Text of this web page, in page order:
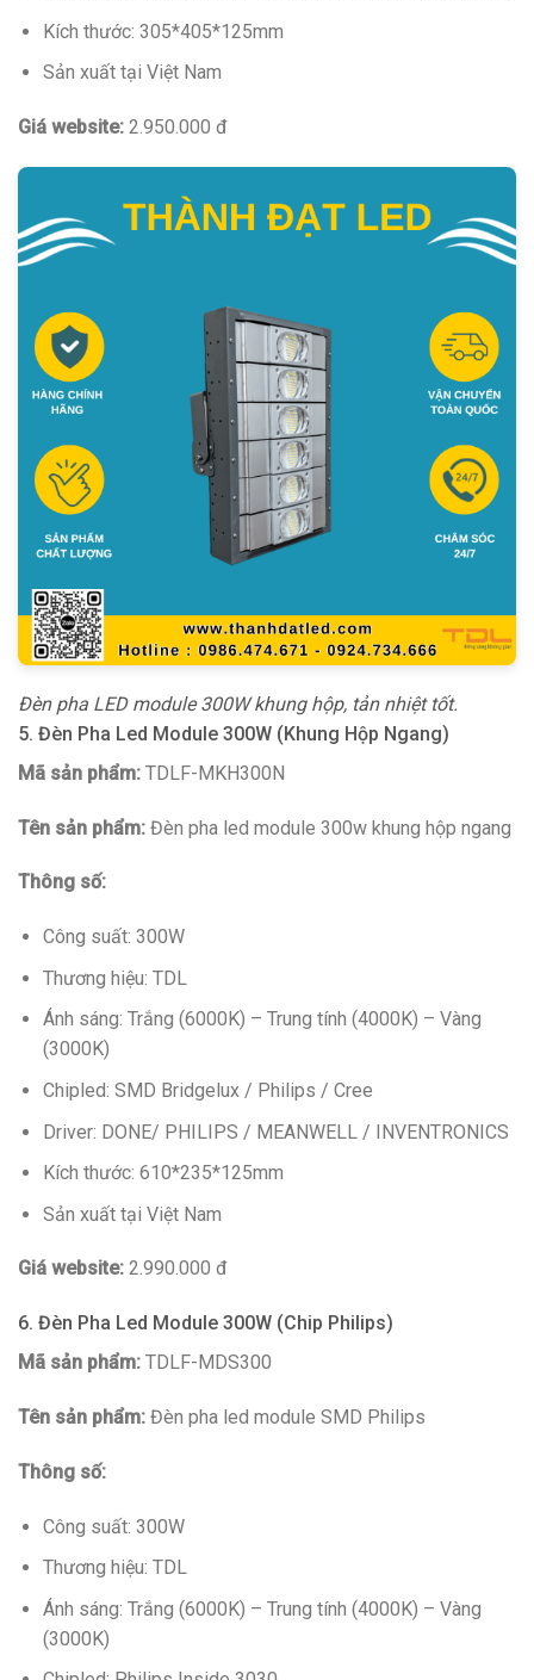
Kích thước: 305*405*125mm
Sản xuất tại Việt Nam
Giá website: 2.950.000 đ
Đèn pha LED module 300W khung hộp, tản nhiệt tốt.
5. Đèn Pha Led Module 300W (Khung Hộp Ngang)
Mã sản phẩm: TDLF-MKH300N
Tên sản phẩm: Đèn pha led module 300w khung hộp ngang
Thông số:
Công suất: 300W
Thương hiệu: TDL
Ánh sáng: Trắng (6000K) – Trung tính (4000K) – Vàng
(3000K)
Chipled: SMD Bridgelux / Philips / Cree
Driver: DONE/ PHILIPS / MEANWELL / INVENTRONICS
Kích thước: 610*235*125mm
Sản xuất tại Việt Nam
Giá website: 2.990.000 đ
6. Đèn Pha Led Module 300W (Chip Philips)
Mã sản phẩm: TDLF-MDS300
Tên sản phẩm: Đèn pha led module SMD Philips
Thông số:
Công suất: 300W
Thương hiệu: TDL
Ánh sáng: Trắng (6000K) – Trung tính (4000K) – Vàng
(3000K)